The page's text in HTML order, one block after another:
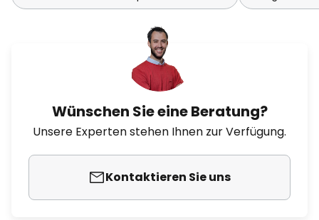
Wünschen Sie eine Beratung?
Unsere Experten stehen Ihnen zur Verfügung.
Kontaktieren Sie uns